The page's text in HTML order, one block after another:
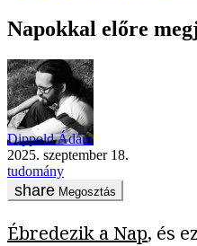
Napokkal előre
Dippold Ádám
2025. szeptember 18.
tudomány
Megosztás
Ébredezik a Nap, és